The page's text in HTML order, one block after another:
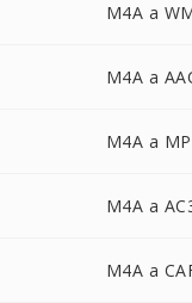
M4A a
M4A a
M4A a
M4A a
M4A a